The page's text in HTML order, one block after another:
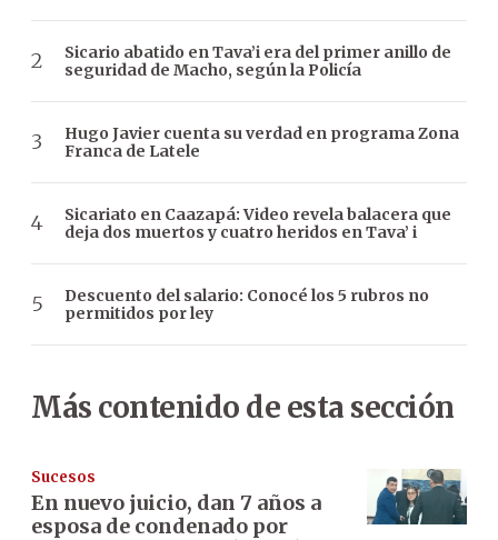
Sicario abatido en Tava’i era del primer anillo de
seguridad de Macho, según la Policía
Hugo Javier cuenta su verdad en programa Zona
Franca de Latele
Sicariato en Caazapá: Video revela balacera que
deja dos muertos y cuatro heridos en Tava’ i
Descuento del salario: Conocé los 5 rubros no
permitidos por ley
Más contenido de esta sección
Sucesos
En nuevo juicio, dan 7 años a
esposa de condenado por